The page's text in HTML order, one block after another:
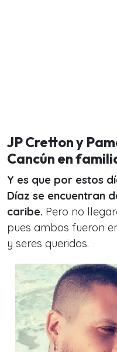
JP Cretton y
Cancún en
Y es que por estos
Díaz se encuentran
caribe. Pero no
pues ambos fueron
y seres queridos.